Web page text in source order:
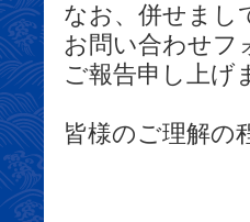
なお、併せまし
お問い合わせフ
ご報告申し上げ
皆様のご理解